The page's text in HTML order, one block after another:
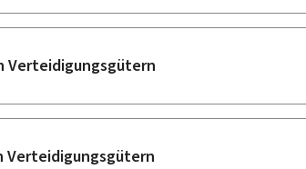
Verteidigungsgütern
Verteidigungsgütern